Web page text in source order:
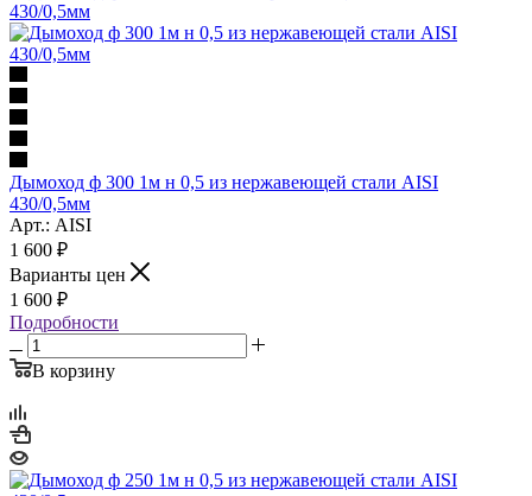
Дымоход ф 300 1м н 0,5 из нержавеющей стали AISI
430/0,5мм
Арт.: AISI
1 600 ₽
Варианты цен
1 600 ₽
Подробности
В корзину